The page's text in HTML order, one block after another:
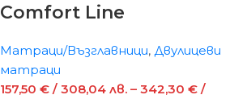
Comfort Line
Матраци/Възглавници, Двулицеви
матраци
157,50 € / 308,04 лв. – 342,30 € /